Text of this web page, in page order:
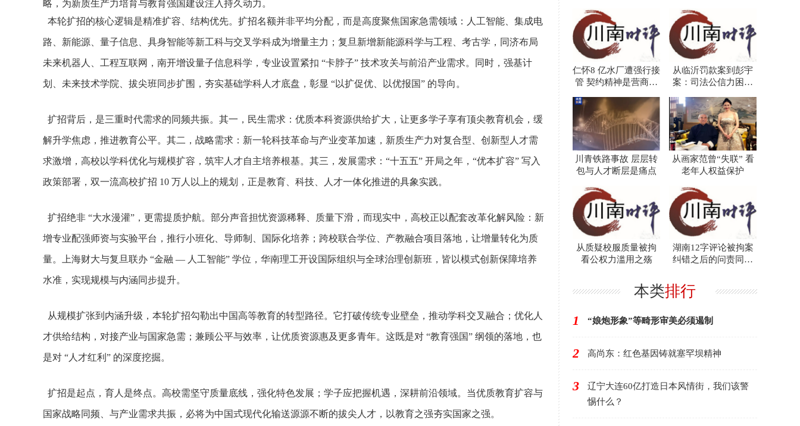
略，为新质生产力培育与教育强国建设注入持久动力。
本轮扩招的核心逻辑是精准扩容、结构优先。扩招名额并非平均分配，而是高度聚焦国家急需领域：人工智能、集成电
路、新能源、量子信息、具身智能等新工科与交叉学科成为增量主力；复旦新增新能源科学与工程、考古学，同济布局
未来机器人、工程互联网，南开增设量子信息科学，专业设置紧扣 “卡脖子” 技术攻关与前沿产业需求。同时，强基计
划、未来技术学院、拔尖班同步扩围，夯实基础学科人才底盘，彰显 “以扩促优、以优报国” 的导向。
扩招背后，是三重时代需求的同频共振。其一，民生需求：优质本科资源供给扩大，让更多学子享有顶尖教育机会，缓
解升学焦虑，推进教育公平。其二，战略需求：新一轮科技革命与产业变革加速，新质生产力对复合型、创新型人才需
求激增，高校以学科优化与规模扩容，筑牢人才自主培养根基。其三，发展需求：“十五五” 开局之年，“优本扩容” 写入
政策部署，双一流高校扩招 10 万人以上的规划，正是教育、科技、人才一体化推进的具象实践。
扩招绝非 “大水漫灌”，更需提质护航。部分声音担忧资源稀释、质量下滑，而现实中，高校正以配套改革化解风险：新
增专业配强师资与实验平台，推行小班化、导师制、国际化培养；跨校联合学位、产教融合项目落地，让增量转化为质
量。上海财大与复旦联办 “金融 — 人工智能” 学位，华南理工开设国际组织与全球治理创新班，皆以模式创新保障培养
水准，实现规模与内涵同步提升。
从规模扩张到内涵升级，本轮扩招勾勒出中国高等教育的转型路径。它打破传统专业壁垒，推动学科交叉融合；优化人
才供给结构，对接产业与国家急需；兼顾公平与效率，让优质资源惠及更多青年。这既是对 “教育强国” 纲领的落地，也
是对 “人才红利” 的深度挖掘。
扩招是起点，育人是终点。高校需坚守质量底线，强化特色发展；学子应把握机遇，深耕前沿领域。当优质教育扩容与
国家战略同频、与产业需求共振，必将为中国式现代化输送源源不断的拔尖人才，以教育之强夯实国家之强。
仁怀8 亿水厂遭强行接
管 契约精神是营商环
从临沂罚款案到彭宇
案：司法公信力困境
川青铁路事故 层层转
包与人才断层是痛点
从画家范曾“失联” 看
老年人权益保护
从质疑校服质量被拘
看公权力滥用之殇
湖南12字评论被拘案
纠错之后的问责同样
本类排行
1 “娘炮形象”等畸形审美必须遏制
2 高尚东：红色基因铸就塞罕坝精神
3
辽宁大连60亿打造日本风情街，我们该警
惕什么？